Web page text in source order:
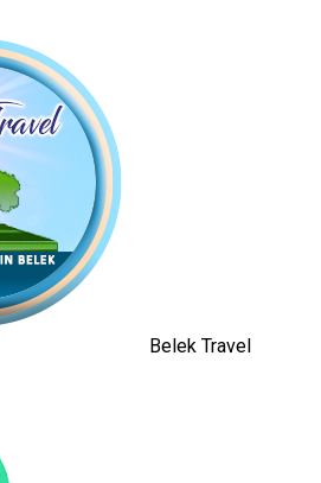
Belek Travel